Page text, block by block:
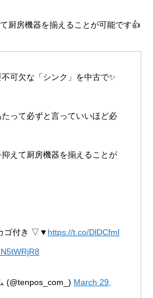
厨房機器を揃えることが可能です👍
可欠な「シンク」を中古で✨
って必ずと言っていいほど必
えて厨房機器を揃えることが
ゴ付き ▽▼ https://t.co/DlDCfml
(@tenpos_com_) March 29,